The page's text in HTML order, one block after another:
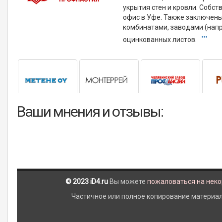
укрытия стен и кровли.
офис в Уфе. Также
комбинатами, заводами
оцинкованных листов.
Ваши мнения и отзывы:
© 2023 iD4.ru Вы можете пожаловаться на
Частичное или полное копирование